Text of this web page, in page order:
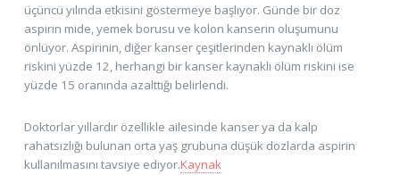
üçüncü yılında etkisini göstermeye başlıyor. Günde bir doz
aspirin mide, yemek borusu ve kolon kanserin oluşumunu
önlüyor. Aspirinin, diğer kanser çeşitlerinden kaynaklı ölüm
riskini yüzde 12, herhangi bir kanser kaynaklı ölüm riskini ise
yüzde 15 oranında azalttığı belirlendi.
Doktorlar yıllardır özellikle ailesinde kanser ya da kalp
rahatsızlığı bulunan orta yaş grubuna düşük dozlarda aspirin
kullanılmasını tavsiye ediyor.Kaynak